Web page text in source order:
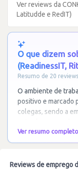
Ver reviews da
Latitudde e RedIT)
O que dizem
(ReadinessIT,
Resumo de 20
O ambiente de
positivo e marcado
colegas, sendo a
Ver resumo completo
Reviews de emprego